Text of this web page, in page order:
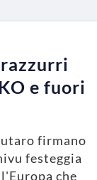
e fuori
firmano
festeggia
che